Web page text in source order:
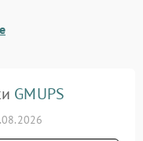
GMUPS